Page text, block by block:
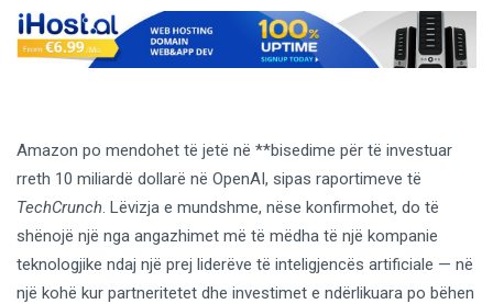
Amazon po mendohet të jetë në **bisedime për të investuar
rreth 10 miliardë dollarë në OpenAI, sipas raportimeve të
TechCrunch. Lëvizja e mundshme, nëse konfirmohet, do të
shënojë një nga angazhimet më të mëdha të një kompanie
teknologjike ndaj një prej liderëve të inteligjencës artificiale — në
një kohë kur partneritetet dhe investimet e ndërlikuara po bëhen